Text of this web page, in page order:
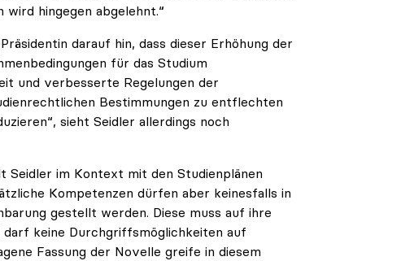
hingegen abgelehnt.“
darauf hin, dass dieser Erhöhung der
für das Studium
und verbesserte Regelungen der
Bestimmungen zu entflechten
sieht Seidler allerdings noch
Seidler im Kontext mit den Studienplänen
Kompetenzen dürfen aber keinesfalls in
gestellt werden. Diese muss auf ihre
keine Durchgriffsmöglichkeiten auf
Fassung der Novelle greife in diesem